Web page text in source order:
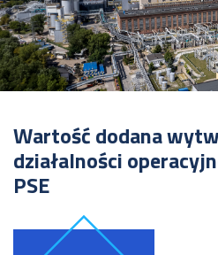
Wartość dodana
działalności
PSE